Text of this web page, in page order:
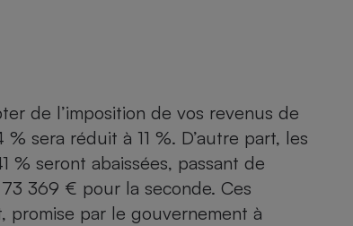
de l’imposition de vos revenus de
sera réduit à 11 %. D’autre part, les
% seront abaissées, passant de
369 € pour la seconde. Ces
promise par le gouvernement à
Four encastrable
Appareil photo
Électricité - Gaz